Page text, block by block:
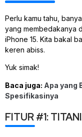
Perlu kamu tahu,
yang membedakanya
iPhone 15. Kita bakal
keren abiss.
Yuk simak!
Baca juga: Apa yang
Spesifikasinya
FITUR #1: